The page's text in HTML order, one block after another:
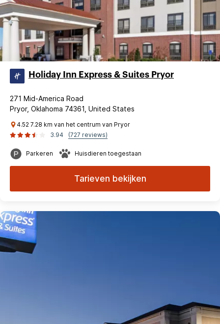
Holiday Inn Express & Suites Pryor
271 Mid-America Road
Pryor, Oklahoma 74361, United States
4.52 7.28 km van het centrum van Pryor
3.94
(727 reviews)
Parkeren Huisdieren toegestaan
Tarieven bekijken